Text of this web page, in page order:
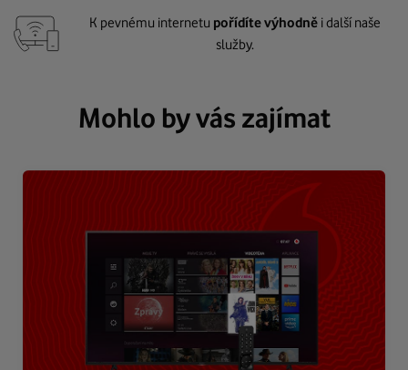
K pevnému internetu pořídíte výhodně i další naše
služby.
Mohlo by vás zajímat